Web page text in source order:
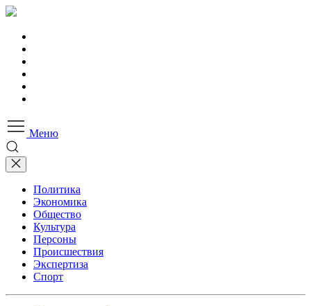
Меню
Политика
Экономика
Общество
Культура
Персоны
Происшествия
Экспертиза
Спорт